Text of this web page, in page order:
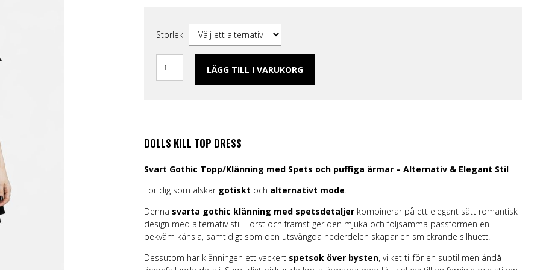
Slipsar & Flugor
Skärp
Läder/vegan armband & Nitarmband
Pins
Merch Hoodies
Röd
Svart
Storlek
LÄGG TILL I VARUKORG
DOLLS KILL TOP DRESS
Svart Gothic Topp/Klänning med Spets och puffiga ärmar – Alternativ & Elegant Stil
För dig som älskar gotiskt och alternativt mode
Denna svarta gothic klänning med spetsdetaljer kombinerar på ett elegant sätt romantisk
design med alternativ stil. Först och främst ger den mjuka och följsamma passformen en
bekväm känsla, samtidigt som den utsvängda nederdelen skapar en smickrande silhuett.
Dessutom har klänningen ett vackert spetsok över bysten, vilket tillför en subtil men ändå